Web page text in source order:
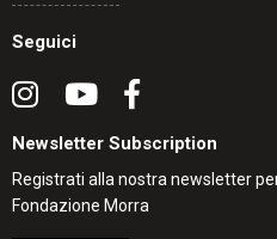
Seguici
Newsletter Subscription
Registrati alla nostra newsletter
Fondazione Morra